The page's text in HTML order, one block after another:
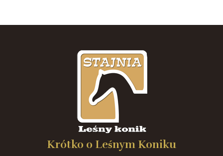
Krótko o Leśnym Koniku